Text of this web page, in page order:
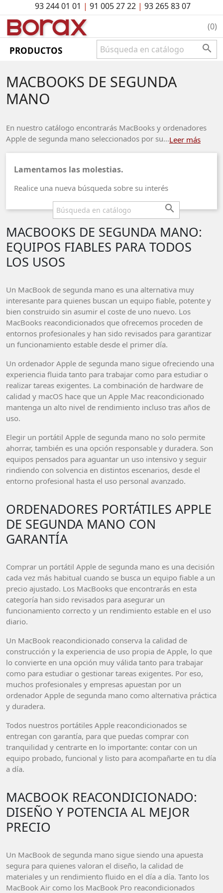
93 244 01 01 | 91 005 27 22| 93 265 83 07
BOrAx (0)
PRODUCTOS 
MACBOOKS DE SEGUNDA
MANO
En nuestro catálogo encontrarás MacBooks y ordenadores
Apple de segunda mano seleccionados por su...Leer más
Lamentamos las molestias.
Realice una nueva búsqueda sobre su interés

MACBOOKS DE SEGUNDA MANO:
EQUIPOS FIABLES PARA TODOS
LOS USOS
Un MacBook de segunda mano es una alternativa muy
interesante para quienes buscan un equipo fiable, potente y
bien construido sin asumir el coste de uno nuevo. Los
MacBooks reacondicionados que ofrecemos proceden de
entornos profesionales y han sido revisados para garantizar
un funcionamiento estable desde el primer día.
Un ordenador Apple de segunda mano sigue ofreciendo una
experiencia fluida tanto para trabajar como para estudiar o
realizar tareas exigentes. La combinación de hardware de
calidad y macOS hace que un Apple Mac reacondicionado
mantenga un alto nivel de rendimiento incluso tras años de
uso.
Elegir un portátil Apple de segunda mano no solo permite
ahorrar, también es una opción responsable y duradera. Son
equipos pensados para aguantar un uso intensivo y seguir
rindiendo con solvencia en distintos escenarios, desde el
entorno profesional hasta el uso personal avanzado.
ORDENADORES PORTÁTILES APPLE
DE SEGUNDA MANO CON
GARANTÍA
Comprar un portátil Apple de segunda mano es una decisión
cada vez más habitual cuando se busca un equipo fiable a un
precio ajustado. Los MacBooks que encontrarás en esta
categoría han sido revisados para asegurar un
funcionamiento correcto y un rendimiento estable en el uso
diario.
Un MacBook reacondicionado conserva la calidad de
construcción y la experiencia de uso propia de Apple, lo que
lo convierte en una opción muy válida tanto para trabajar
como para estudiar o gestionar tareas exigentes. Por eso,
muchos profesionales y empresas apuestan por un
ordenador Apple de segunda mano como alternativa práctica
y duradera.
Todos nuestros portátiles Apple reacondicionados se
entregan con garantía, para que puedas comprar con
tranquilidad y centrarte en lo importante: contar con un
equipo probado, funcional y listo para acompañarte en tu día
a día.
MACBOOK REACONDICIONADO:
DISEÑO Y POTENCIA AL MEJOR
PRECIO
Un MacBook de segunda mano sigue siendo una apuesta
segura para quienes valoran el diseño, la calidad de
materiales y un rendimiento fluido en el día a día. Tanto los
MacBook Air como los MacBook Pro reacondicionados